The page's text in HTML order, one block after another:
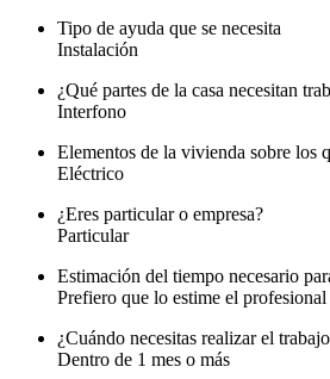
Tipo de ayuda que se necesita
Instalación
¿Qué partes de la casa necesitan
Interfono
Elementos de la vivienda sobre los
Eléctrico
¿Eres particular o empresa?
Particular
Estimación del tiempo necesario
Prefiero que lo estime el profesional
¿Cuándo necesitas realizar el
Dentro de 1 mes o más